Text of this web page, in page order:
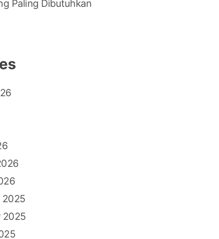
Paling Dibutuhkan
2025
2025